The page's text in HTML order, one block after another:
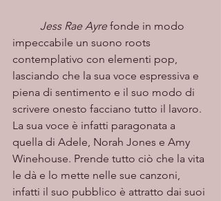
Jess Rae Ayre fonde in modo
impeccabile un suono roots
contemplativo con elementi pop,
lasciando che la sua voce espressiva e
piena di sentimento e il suo modo di
scrivere onesto facciano tutto il lavoro.
La sua voce è infatti paragonata a
quella di Adele, Norah Jones e Amy
Winehouse. Prende tutto ciò che la vita
le dà e lo mette nelle sue canzoni,
infatti il suo pubblico è attratto dai suoi